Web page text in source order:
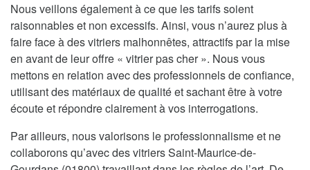
Nous veillons également à ce que les tarifs soient
raisonnables et non excessifs. Ainsi, vous n’aurez plus à
faire face à des vitriers malhonnêtes, attractifs par la mise
en avant de leur offre « vitrier pas cher ». Nous vous
mettons en relation avec des professionnels de confiance,
utilisant des matériaux de qualité et sachant être à votre
écoute et répondre clairement à vos interrogations.
Par ailleurs, nous valorisons le professionnalisme et ne
collaborons qu’avec des vitriers Saint-Maurice-de-